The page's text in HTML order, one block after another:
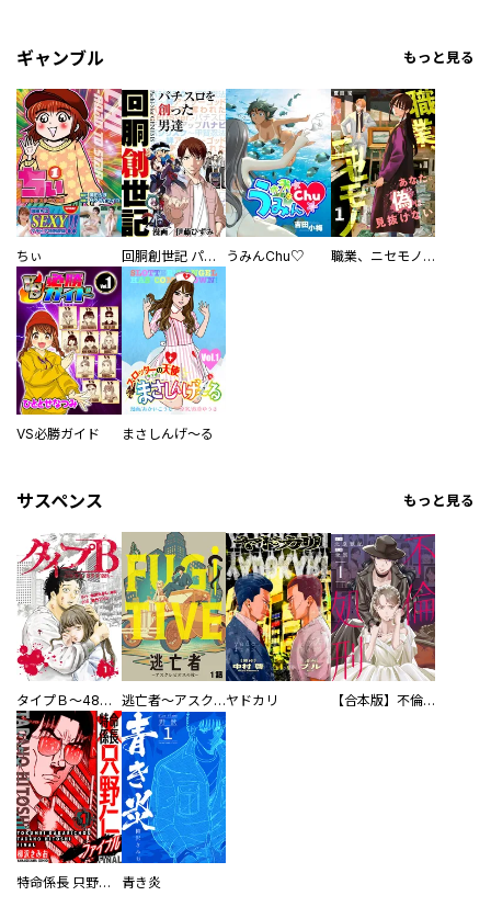
ギャンブル もっと見る
ちぃ 回胴創世記 パチスロを創った男達 うみんChu♡ 職業、ニセモノ～あなたに偽は見抜けない【電子単行本版】
VS必勝ガイド まさしんげ～る
サスペンス もっと見る
タイプＢ～48時間後、致死率100％～【単話】 逃亡者～アスクレピオスの杖～ヤドカリ 【合本版】不倫処刑
特命係長 只野仁ファイナル 愛蔵版 青き炎